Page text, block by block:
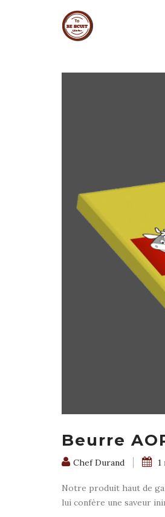
Beurre
Chef Durand 1
Notre produit haut de
lui confère une saveur